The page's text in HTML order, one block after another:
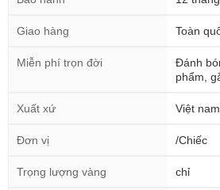
Bảo hành 12 tháng
Giao hàng Toàn
Miễn phí trọn đời
Đánh
phẩm,
Xuất xứ Việt nam
Đơn vị /Chiếc
Trọng lượng vàng chỉ